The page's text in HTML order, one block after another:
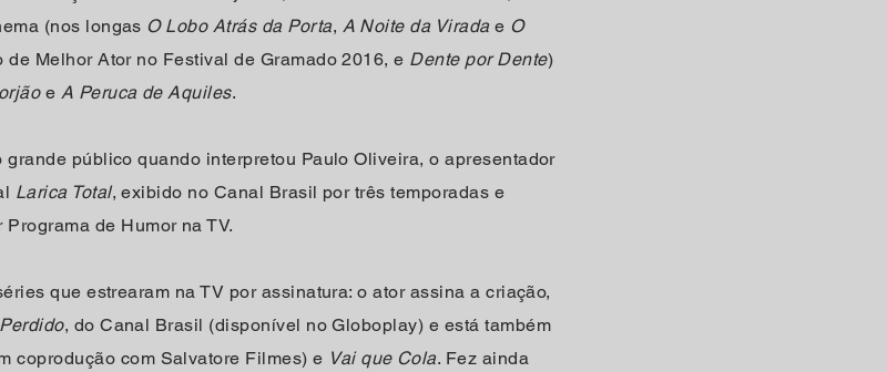
(nos longas O Lobo Atrás da Porta, A Noite da Viradae O
Melhor Ator no Festival de Gramado 2016, e Dente por Dente)
e A Peruca de Aquiles.
público quando interpretou Paulo Oliveira, o apresentador
Larica Total, exibido no Canal Brasil por três temporadas e
de Humor na TV.
que estrearam na TV por assinatura: o ator assina a criação,
Perdido, do Canal Brasil (disponível no Globoplay) e está também
coprodução com Salvatore Filmes) e Vai que Cola. Fez ainda